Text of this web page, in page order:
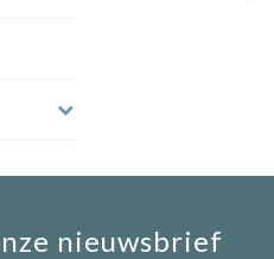
nieuwsbrief